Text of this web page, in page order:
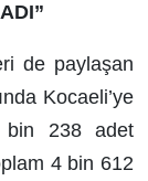
de paylaşan
Kocaeli’ye
bin 238 adet
4 bin 612